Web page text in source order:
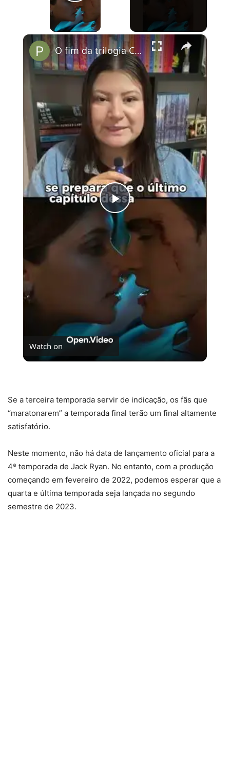
×
Play
Video
O fim da trilogia Culpados no Prime Vídeo
Watch on
Se a terceira temporada servir de indicação, os fãs que
“maratonarem” a temporada final terão um final altamente
satisfatório.
Neste momento, não há data de lançamento oficial para a
4ª temporada de Jack Ryan. No entanto, com a produção
começando em fevereiro de 2022, podemos esperar que a
quarta e última temporada seja lançada no segundo
semestre de 2023.